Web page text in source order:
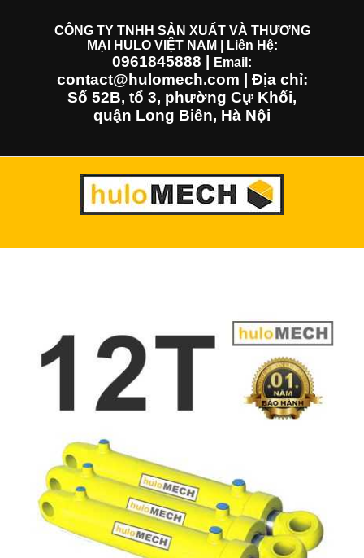
CÔNG TY TNHH SẢN XUẤT VÀ THƯƠNG
MẠI HULO VIỆT NAM | Liên Hệ:
0961845888 Email:
contact@hulomech.com | Địa chỉ:
Số 52B, tổ 3, phường Cự Khối,
quận Long Biên, Hà Nội